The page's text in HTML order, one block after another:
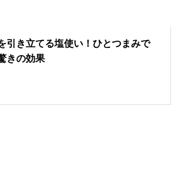
引き立てる塩使い！ひとつまみで
きの効果